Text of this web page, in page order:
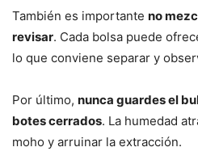
También es importante no
revisar. Cada bolsa puede
lo que conviene separar y
Por último, nunca guardes el
botes cerrados. La humedad
moho y arruinar la extracción.